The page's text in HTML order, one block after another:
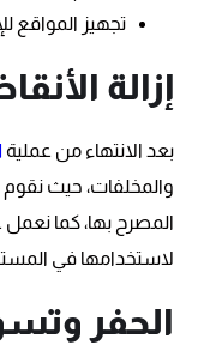
تجهيز المواقع
إزالة
بعد الانتهاء من عملية
والمخلفات، حيث
المصرح بها، كما نعمل
لاستخدامها في
الحفر